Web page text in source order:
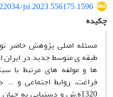
jsi.2023.556175.1596
چکیده
مسئله اصلی پژوهش حاضر
ها و مولفه­ های مرتبط با
1320ه.ش و دستیابی به